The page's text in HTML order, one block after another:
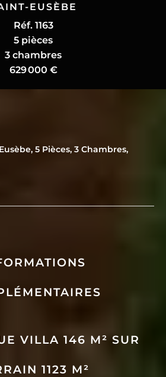
EUSÈBE
Réf. 1163
5 pièces
3 chambres
629 000 €
5 Pièces, 3 Chambres,
VILLA 146 M² SUR
1123 M²